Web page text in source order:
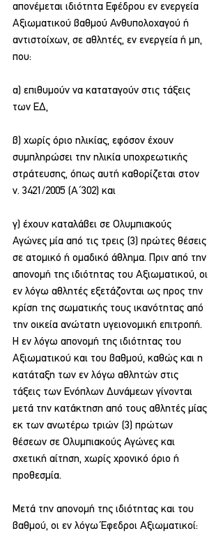
απονέμεται ιδιότητα Εφέδρου εν ενεργεία
Αξιωματικού βαθμού Ανθυπολοχαγού ή
αντιστοίχων, σε αθλητές, εν ενεργεία ή μη,
που:
α) επιθυμούν να καταταγούν στις τάξεις
των ΕΔ,
β) χωρίς όριο ηλικίας, εφόσον έχουν
συμπληρώσει την ηλικία υποχρεωτικής
στράτευσης, όπως αυτή καθορίζεται στον
ν. 3421/2005 (Α΄302) και
γ) έχουν καταλάβει σε Ολυμπιακούς
Αγώνες μία από τις τρεις (3) πρώτες θέσεις
σε ατομικό ή ομαδικό άθλημα. Πριν από την
απονομή της ιδιότητας του Αξιωματικού, οι
εν λόγω αθλητές εξετάζονται ως προς την
κρίση της σωματικής τους ικανότητας από
την οικεία ανώτατη υγειονομική επιτροπή.
Η εν λόγω απονομή της ιδιότητας του
Αξιωματικού και του βαθμού, καθώς και η
κατάταξη των εν λόγω αθλητών στις
τάξεις των Ενόπλων Δυνάμεων γίνονται
μετά την κατάκτηση από τους αθλητές μίας
εκ των ανωτέρω τριών (3) πρώτων
θέσεων σε Ολυμπιακούς Αγώνες και
σχετική αίτηση, χωρίς χρονικό όριο ή
προθεσμία.
Μετά την απονομή της ιδιότητας και του
βαθμού, οι εν λόγω Έφεδροι Αξιωματικοί: